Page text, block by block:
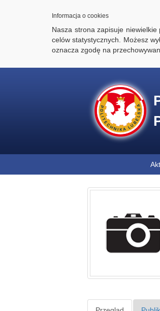
Informacja o cookies
Nasza strona zapisuje
celów statystycznych. Możesz
oznacza zgodę na